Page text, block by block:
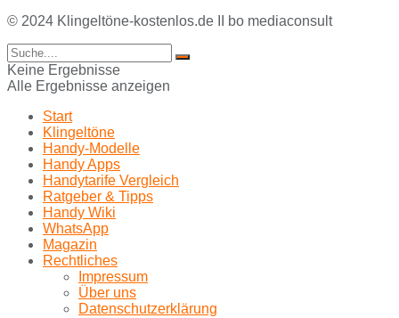
© 2024 Klingeltöne-kostenlos.de II bo mediaconsult
Keine Ergebnisse
Alle Ergebnisse anzeigen
Start
Klingeltöne
Handy-Modelle
Handy Apps
Handytarife Vergleich
Ratgeber & Tipps
Handy Wiki
WhatsApp
Magazin
Rechtliches
Impressum
Über uns
Datenschutzerklärung